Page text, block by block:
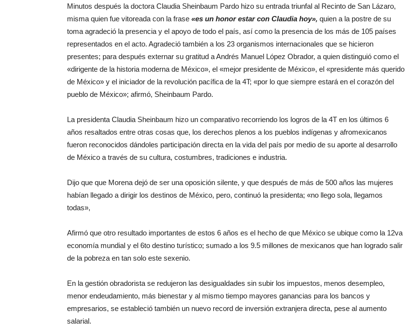
Minutos después la doctora Claudia Sheinbaum Pardo hizo su entrada triunfal al Recinto de San Lázaro,
misma quien fue vitoreada con la frase «es un honor estar con Claudia hoy», quien a la postre de su
toma agradeció la presencia y el apoyo de todo el país, así como la presencia de los más de 105 países
representados en el acto. Agradeció también a los 23 organismos internacionales que se hicieron
presentes; para después externar su gratitud a Andrés Manuel López Obrador, a quien distinguió como el
«dirigente de la historia moderna de México», el «mejor presidente de México», el «presidente más querido
de México» y el iniciador de la revolución pacífica de la 4T; «por lo que siempre estará en el corazón del
pueblo de México»; afirmó, Sheinbaum Pardo.
La presidenta Claudia Sheinbaum hizo un comparativo recorriendo los logros de la 4T en los últimos 6
años resaltados entre otras cosas que, los derechos plenos a los pueblos indígenas y afromexicanos
fueron reconocidos dándoles participación directa en la vida del país por medio de su aporte al desarrollo
de México a través de su cultura, costumbres, tradiciones e industria.
Dijo que que Morena dejó de ser una oposición silente, y que después de más de 500 años las mujeres
habían llegado a dirigir los destinos de México, pero, continuó la presidenta; «no llego sola, llegamos
todas»,
Afirmó que otro resultado importantes de estos 6 años es el hecho de que México se ubique como la 12va
economía mundial y el 6to destino turístico; sumado a los 9.5 millones de mexicanos que han logrado salir
de la pobreza en tan solo este sexenio.
En la gestión obradorista se redujeron las desigualdades sin subir los impuestos, menos desempleo,
menor endeudamiento, más bienestar y al mismo tiempo mayores ganancias para los bancos y
empresarios, se estableció también un nuevo record de inversión extranjera directa, pese al aumento
salarial.